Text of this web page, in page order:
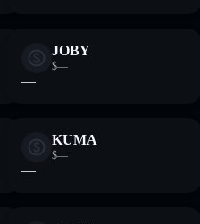
JOBY
$—
—
KUMA
$—
—